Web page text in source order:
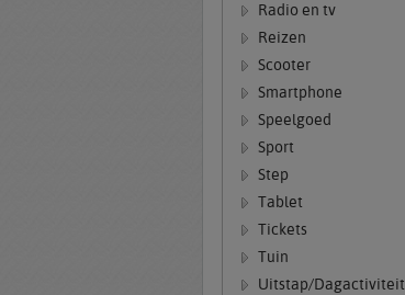
Radio en tv
Reizen
Scooter
Smartphone
Speelgoed
Sport
Step
Tablet
Tickets
Tuin
Uitstap/Dagactiviteit